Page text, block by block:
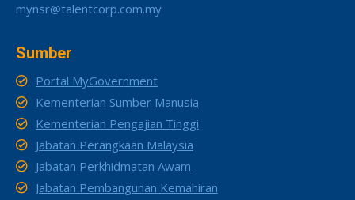
mynsr@talentcorp.com.my
Sumber
Portal MyGovernment
Kementerian Sumber Manusia
Kementerian Pengajian Tinggi
Jabatan Perangkaan Malaysia
Jabatan Perkhidmatan Awam
Jabatan Pembangunan Kemahiran